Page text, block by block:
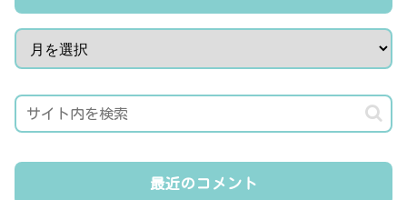
最近のコメント